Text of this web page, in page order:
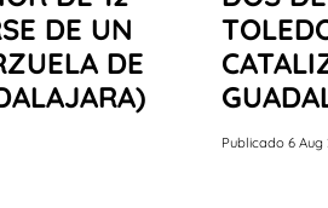
DE UN
DE
Publicado 6 Aug